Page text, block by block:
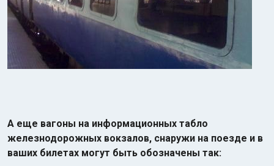
А еще вагоны на информационных табло
железнодорожных вокзалов, снаружи на поезде и в
ваших билетах могут быть обозначены так: